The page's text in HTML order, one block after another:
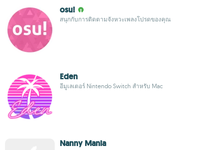
osu!
สนุกกับการติดตามจังหวะเพลงโปรดของคุณ
Eden
อีมูเลเตอร์ Nintendo Switch สำหรับ Mac
Nanny Mania